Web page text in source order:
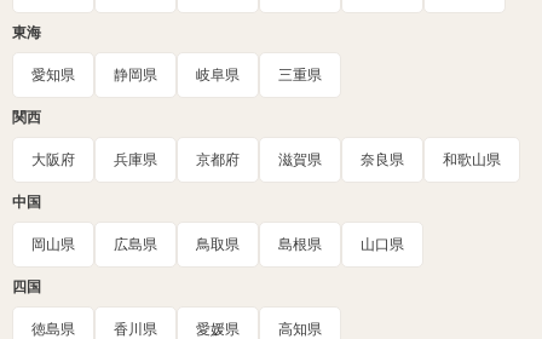
東海
愛知県 静岡県 岐阜県 三重県
関西
大阪府 兵庫県 京都府 滋賀県 奈良県 和歌山県
中国
岡山県 広島県 鳥取県 島根県 山口県
四国
徳島県 香川県 愛媛県 高知県